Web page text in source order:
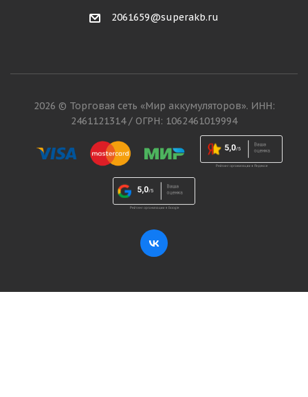
2061659@superakb.ru
2026 © Торговая сеть «Мир аккумуляторов». ИНН:
2461121314 / ОГРН: 1062461019994